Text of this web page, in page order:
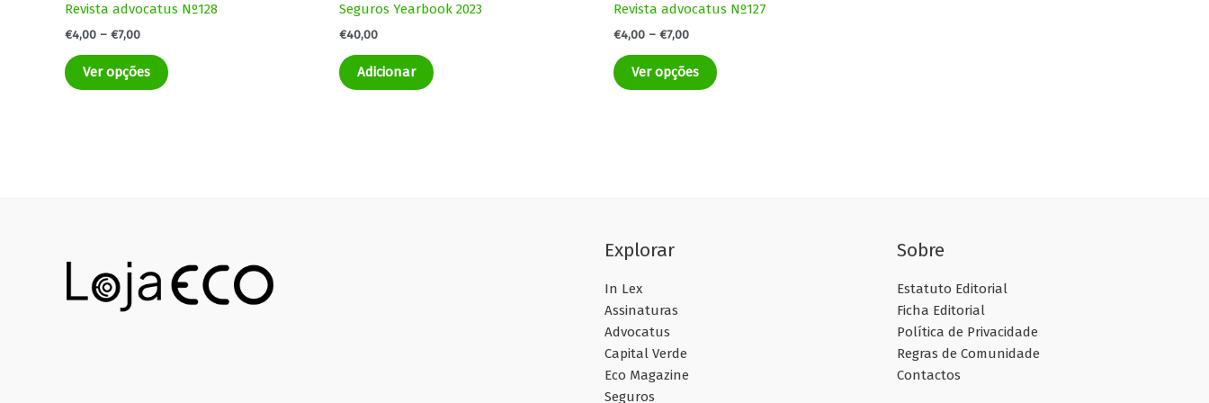
Revista advocatus Nº128
€4,00 – €7,00
Ver opções
Seguros Yearbook 2023
€40,00
Adicionar
Revista advocatus Nº127
€4,00 – €7,00
Ver opções
Explorar
In Lex
Assinaturas
Advocatus
Capital Verde
Eco Magazine
Seguros
Sobre
Estatuto Editorial
Ficha Editorial
Política de Privacidade
Regras de Comunidade
Contactos